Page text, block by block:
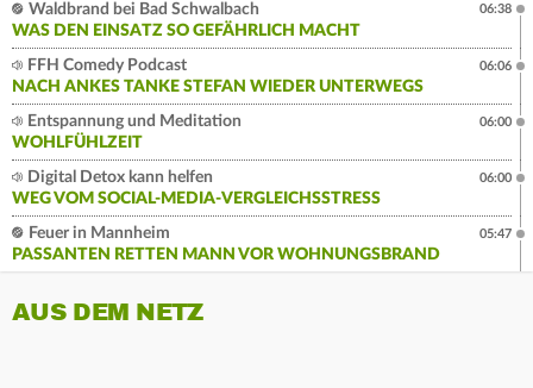
Waldbrand bei Bad Schwalbach
WAS DEN EINSATZ SO GEFÄHRLICH MACHT
06:38
FFH Comedy Podcast
NACH ANKES TANKE STEFAN WIEDER UNTERWEGS
06:06
Entspannung und Meditation
WOHLFÜHLZEIT
06:00
Digital Detox kann helfen
WEG VOM SOCIAL-MEDIA-VERGLEICHSSTRESS
06:00
Feuer in Mannheim
PASSANTEN RETTEN MANN VOR WOHNUNGSBRAND
05:47
AUS DEM NETZ